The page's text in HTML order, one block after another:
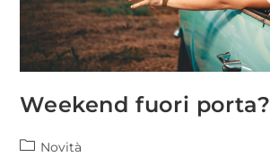
Weekend fuori porta?
Novità